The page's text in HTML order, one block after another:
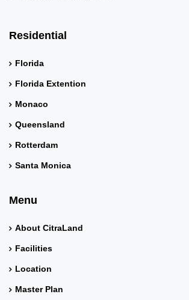
Residential
Florida
Florida Extention
Monaco
Queensland
Rotterdam
Santa Monica
Menu
About CitraLand
Facilities
Location
Master Plan